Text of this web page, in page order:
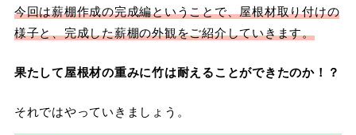
今回は薪棚作成の完成編ということで、屋根材取り付けの
様子と、完成した薪棚の外観をご紹介していきます。
果たして屋根材の重みに竹は耐えることができたのか！？
それではやっていきましょう。